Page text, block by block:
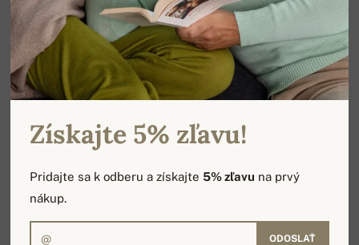
Získajte 5% zľavu!
Pridajte sa k odberu a získajte5% zľavu na prvý
nákup.
ODOSLAŤ